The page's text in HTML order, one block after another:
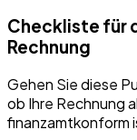
Checkliste für
Rechnung
Gehen Sie diese
ob Ihre Rechnung
finanzamtkonform